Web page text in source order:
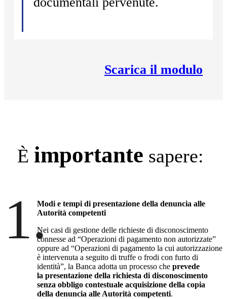
Scarica il modulo
È importante sapere:
1.Modi e tempi di presentazione della denuncia alle
Autorità competenti
Nei casi di gestione delle richieste di disconoscimento
connesse ad “Operazioni di pagamento non autorizzate”
oppure ad “Operazioni di pagamento la cui autorizzazione
è intervenuta a seguito di truffe o frodi con furto di
identità”, la Banca adotta un processo che prevede
la presentazione della richiesta di disconoscimento
senza obbligo contestuale acquisizione della copia
della denuncia alle Autorità competenti.